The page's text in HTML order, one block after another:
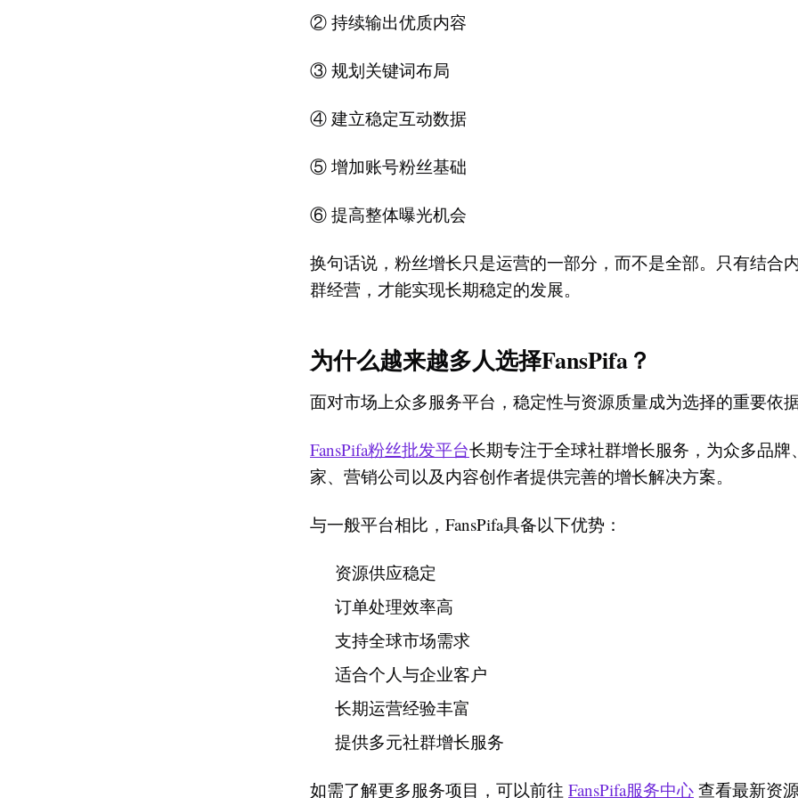
② 持续输出优质内容
③ 规划关键词布局
④ 建立稳定互动数据
⑤ 增加账号粉丝基础
⑥ 提高整体曝光机会
换句话说，粉丝增长只是运营的一部分，而不是全部。只有结合
群经营，才能实现长期稳定的发展。
为什么越来越多人选择FansPifa？
面对市场上众多服务平台，稳定性与资源质量成为选择的重要依据
FansPifa粉丝批发平台长期专注于全球社群增长服务，为众多品牌
家、营销公司以及内容创作者提供完善的增长解决方案。
与一般平台相比，FansPifa具备以下优势：
资源供应稳定
订单处理效率高
支持全球市场需求
适合个人与企业客户
长期运营经验丰富
提供多元社群增长服务
如需了解更多服务项目，可以前往 FansPifa服务中心 查看最新资